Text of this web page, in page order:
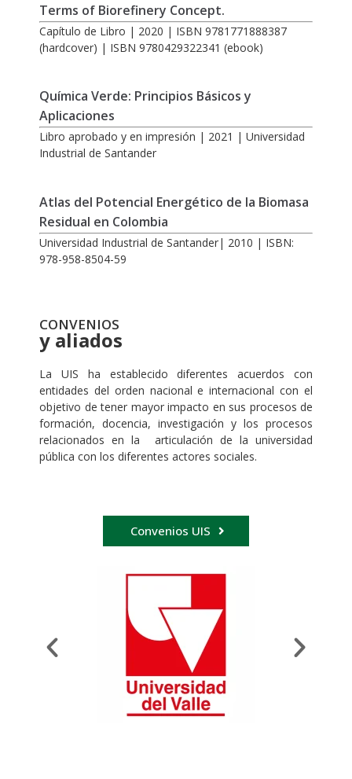
Terms of Biorefinery Concept.
Capítulo de Libro | 2020 | ISBN 9781771888387
(hardcover) | ISBN 9780429322341 (ebook)
Química Verde: Principios Básicos y
Aplicaciones
Libro aprobado y en impresión | 2021 | Universidad
Industrial de Santander
Atlas del Potencial Energético de la Biomasa
Residual en Colombia
Universidad Industrial de Santander| 2010 | ISBN:
978-958-8504-59
CONVENIOS
y aliados
La UIS ha establecido diferentes acuerdos con
entidades del orden nacional e internacional con el
objetivo de tener mayor impacto en sus procesos de
formación, docencia, investigación y los procesos
relacionados en la articulación de la universidad
pública con los diferentes actores sociales.
Convenios UIS